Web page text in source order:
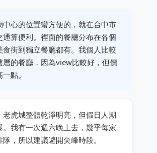
中心的位置蠻方便的，就在台中市
通算便利。裡面的餐廳分布在各個
食街到獨立餐廳都有。我個人比較
層的餐廳，因為view比較好，但價
點。
老虎城整體乾淨明亮，但假日人潮
。我有一次週六晚上去，幾乎每家
，所以建議避開尖峰時段。